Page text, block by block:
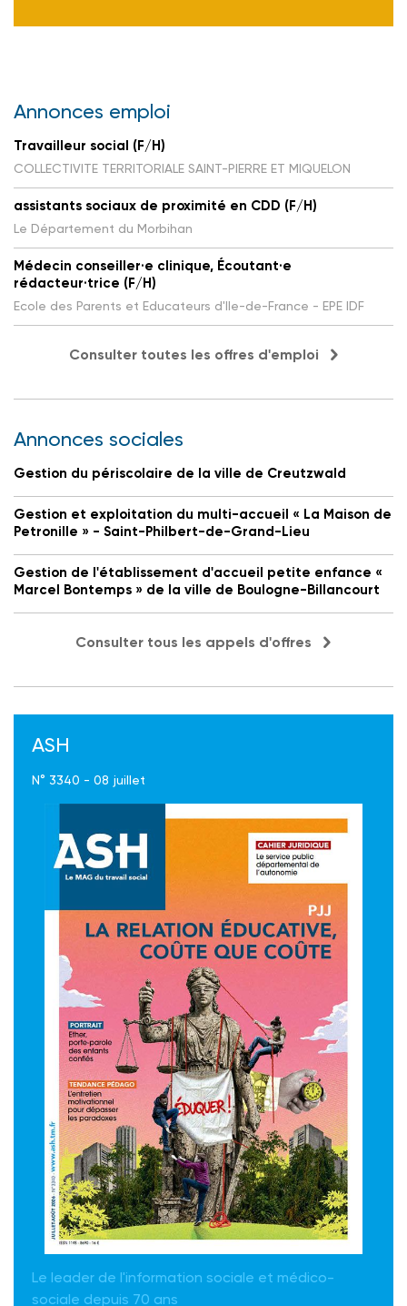
Annonces emploi
Travailleur social (F/H)
COLLECTIVITE TERRITORIALE SAINT-PIERRE ET MIQUELON
assistants sociaux de proximité en CDD (F/H)
Le Département du Morbihan
Médecin conseiller·e clinique, Écoutant·e
rédacteur·trice (F/H)
Ecole des Parents et Educateurs d'Ile-de-France - EPE IDF
Consulter toutes les offres d'emploi
Annonces sociales
Gestion du périscolaire de la ville de Creutzwald
Gestion et exploitation du multi-accueil « La Maison de
Petronille » - Saint-Philbert-de-Grand-Lieu
Gestion de l'établissement d'accueil petite enfance «
Marcel Bontemps » de la ville de Boulogne-Billancourt
Consulter tous les appels d'offres
ASH
N° 3340 - 08 juillet
Le leader de l'information sociale et médico-
sociale depuis 70 ans